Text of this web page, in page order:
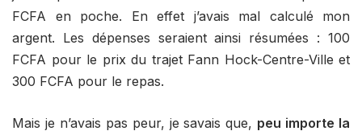
FCFA en poche. En effet j’avais mal calculé mon
argent. Les dépenses seraient ainsi résumées : 100
FCFA pour le prix du trajet Fann Hock-Centre-Ville et
300 FCFA pour le repas.
Mais je n’avais pas peur, je savais que, peu importe la